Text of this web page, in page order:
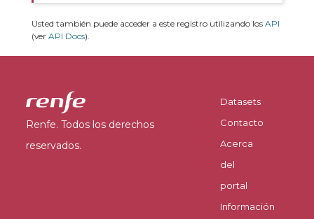
Usted también puede acceder a este registro utilizando los API
(ver API Docs).
Renfe. Todos los derechos
reservados.
Datasets
Contacto
Acerca
del
portal
Información